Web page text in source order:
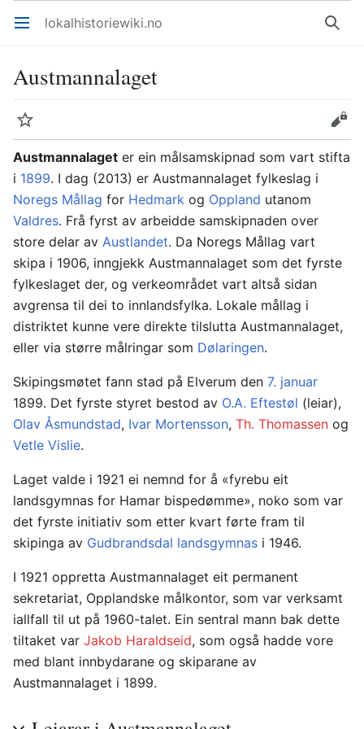
Åpne hovedmenyen lokalhistoriewiki.no Søk
Austmannalaget
Overvåk
Rediger
Austmannalaget er ein målsamskipnad som vart stifta
i 1899. I dag (2013) er Austmannalaget fylkeslag i
Noregs Mållag for Hedmark og Oppland utanom
Valdres. Frå fyrst av arbeidde samskipnaden over
store delar av Austlandet. Da Noregs Mållag vart
skipa i 1906, inngjekk Austmannalaget som det fyrste
fylkeslaget der, og verkeområdet vart altså sidan
avgrensa til dei to innlandsfylka. Lokale mållag i
distriktet kunne vere direkte tilslutta Austmannalaget,
eller via større målringar som Dølaringen.
Skipingsmøtet fann stad på Elverum den 7. januar
1899. Det fyrste styret bestod av O.A. Eftestøl (leiar),
Olav Åsmundstad, Ivar Mortensson, Th. Thomassen og
Vetle Vislie.
Laget valde i 1921 ei nemnd for å «fyrebu eit
landsgymnas for Hamar bispedømme», noko som var
det fyrste initiativ som etter kvart førte fram til
skipinga av Gudbrandsdal landsgymnas i 1946.
I 1921 oppretta Austmannalaget eit permanent
sekretariat, Opplandske målkontor, som var verksamt
iallfall til ut på 1960-talet. Ein sentral mann bak dette
tiltaket var Jakob Haraldseid, som også hadde vore
med blant innbydarane og skiparane av
Austmannalaget i 1899.